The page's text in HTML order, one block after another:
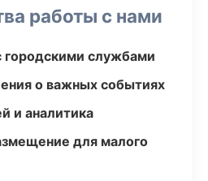
работы с нами
городскими службами
о важных событиях
и аналитика
для малого